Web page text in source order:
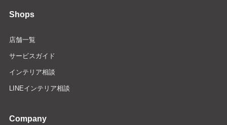
Shops
店舗一覧
サービスガイド
インテリア相談
LINEインテリア相談
Company